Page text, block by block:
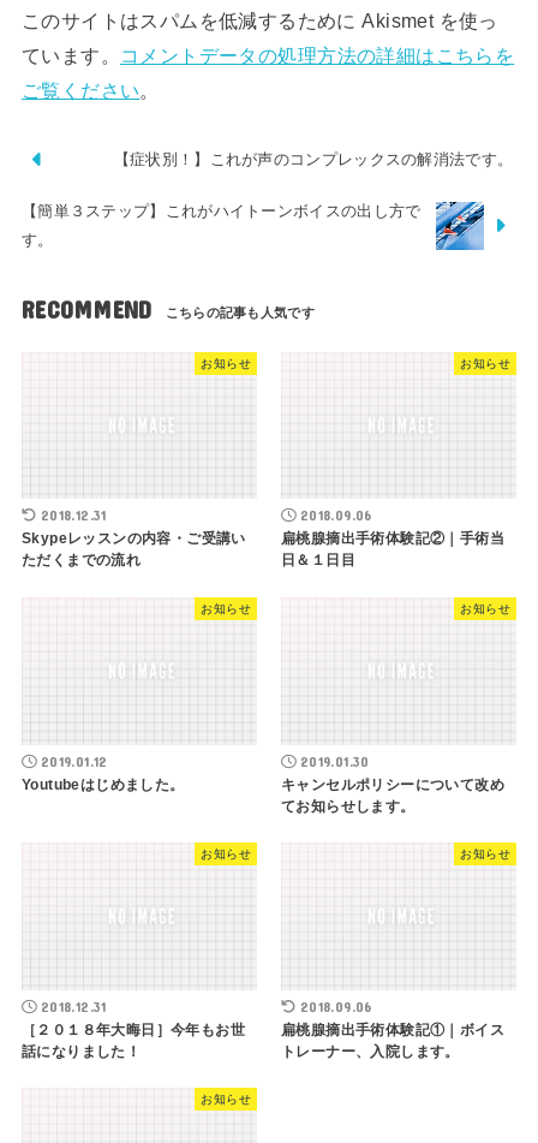
このサイトはスパムを低減するために Akismet を使っ
ています。
コメントデータの処理方法の詳細はこちらを
ご覧ください。
【症状別！】これが声のコンプレックスの解消法です。
【簡単３ステップ】これがハイトーンボイスの出し方で
す。
RECOMMEND
お知らせ
2018.12.31
Skypeレッスンの内容・ご受講い
ただくまでの流れ
お知らせ
2018.09.06
扁桃腺摘出手術体験記②｜手術当
日＆１日目
お知らせ
2019.01.12
Youtubeはじめました。
お知らせ
2019.01.30
キャンセルポリシーについて改め
てお知らせします。
お知らせ
2018.12.31
［２０１８年大晦日］今年もお世
話になりました！
お知らせ
2018.09.06
扁桃腺摘出手術体験記①｜ボイス
トレーナー、入院します。
お知らせ